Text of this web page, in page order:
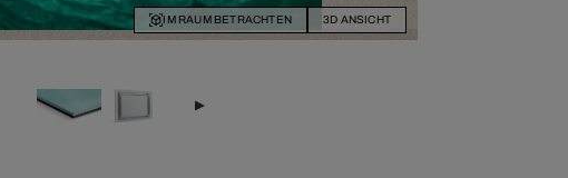
IM RAUM BETRACHTEN 3D ANSICHT